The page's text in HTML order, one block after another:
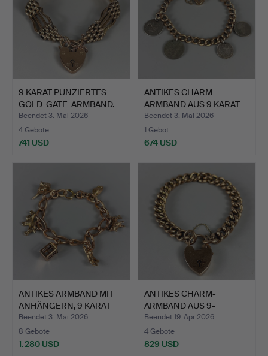
9 KARAT PUNZIERTES
GOLD-GATE-ARMBAND.
Beendet 3. Mai 2026
4 Gebote
741 USD
ANTIKES CHARM-
ARMBAND AUS 9 KARAT
ROSÉGOLD.
Beendet 3. Mai 2026
1 Gebot
674 USD
ANTIKES ARMBAND MIT
ANHÄNGERN, 9 KARAT
GOL…
Beendet 3. Mai 2026
8 Gebote
1.280 USD
ANTIKES CHARM-
ARMBAND AUS 9-
KARÄTIGEM GOLD.
Beendet 19. Apr 2026
4 Gebote
829 USD